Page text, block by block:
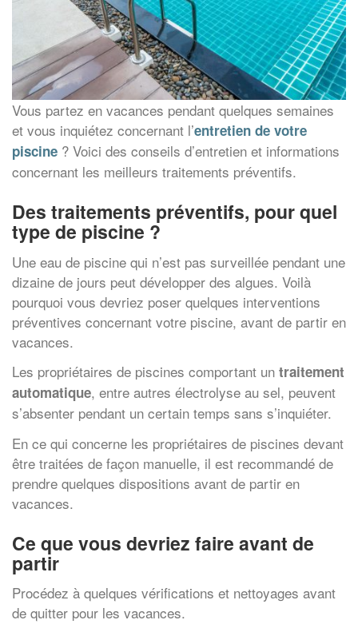
Vous partez en vacances pendant quelques semaines
et vous inquiétez concernant l’entretien de votre
piscine ? Voici des conseils d’entretien et informations
concernant les meilleurs traitements préventifs.
Des traitements préventifs, pour quel
type de piscine ?
Une eau de piscine qui n’est pas surveillée pendant une
dizaine de jours peut développer des algues. Voilà
pourquoi vous devriez poser quelques interventions
préventives concernant votre piscine, avant de partir en
vacances.
Les propriétaires de piscines comportant un traitement
automatique, entre autres électrolyse au sel, peuvent
s’absenter pendant un certain temps sans s’inquiéter.
En ce qui concerne les propriétaires de piscines devant
être traitées de façon manuelle, il est recommandé de
prendre quelques dispositions avant de partir en
vacances.
Ce que vous devriez faire avant de
partir
Procédez à quelques vérifications et nettoyages avant
de quitter pour les vacances.